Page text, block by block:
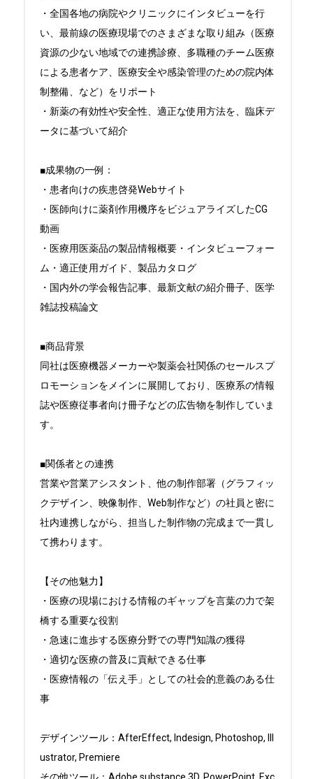
・全国各地の病院やクリニックにインタビューを行
い、最前線の医療現場でのさまざまな取り組み（医療
資源の少ない地域での連携診療、多職種のチーム医療
による患者ケア、医療安全や感染管理のための院内体
制整備、など）をリポート
・新薬の有効性や安全性、適正な使用方法を、臨床デ
ータに基づいて紹介
■成果物の一例：
・患者向けの疾患啓発Webサイト
・医師向けに薬剤作用機序をビジュアライズしたCG
動画
・医療用医薬品の製品情報概要・インタビューフォー
ム・適正使用ガイド、製品カタログ
・国内外の学会報告記事、最新文献の紹介冊子、医学
雑誌投稿論文
■商品背景
同社は医療機器メーカーや製薬会社関係のセールスプ
ロモーションをメインに展開しており、医療系の情報
誌や医療従事者向け冊子などの広告物を制作していま
す。
■関係者との連携
営業や営業アシスタント、他の制作部署（グラフィッ
クデザイン、映像制作、Web制作など）の社員と密に
社内連携しながら、担当した制作物の完成まで一貫し
て携わります。
【その他魅力】
・医療の現場における情報のギャップを言葉の力で架
橋する重要な役割
・急速に進歩する医療分野での専門知識の獲得
・適切な医療の普及に貢献できる仕事
・医療情報の「伝え手」としての社会的意義のある仕
事
デザインツール：AfterEffect, Indesign, Photoshop, Ill
ustrator, Premiere